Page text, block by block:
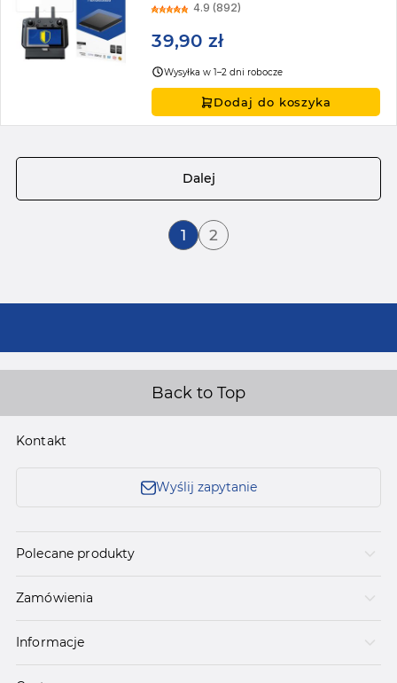
4.9 (892)
39,90 zł
Wysyłka w 1–2 dni robocze
Dodaj do koszyka
Aktualnie czytasz stronę
1 Strona
2
Dalej
Back to Top
Kontakt
Wyślij zapytanie
Polecane produkty
Zamówienia
Informacje